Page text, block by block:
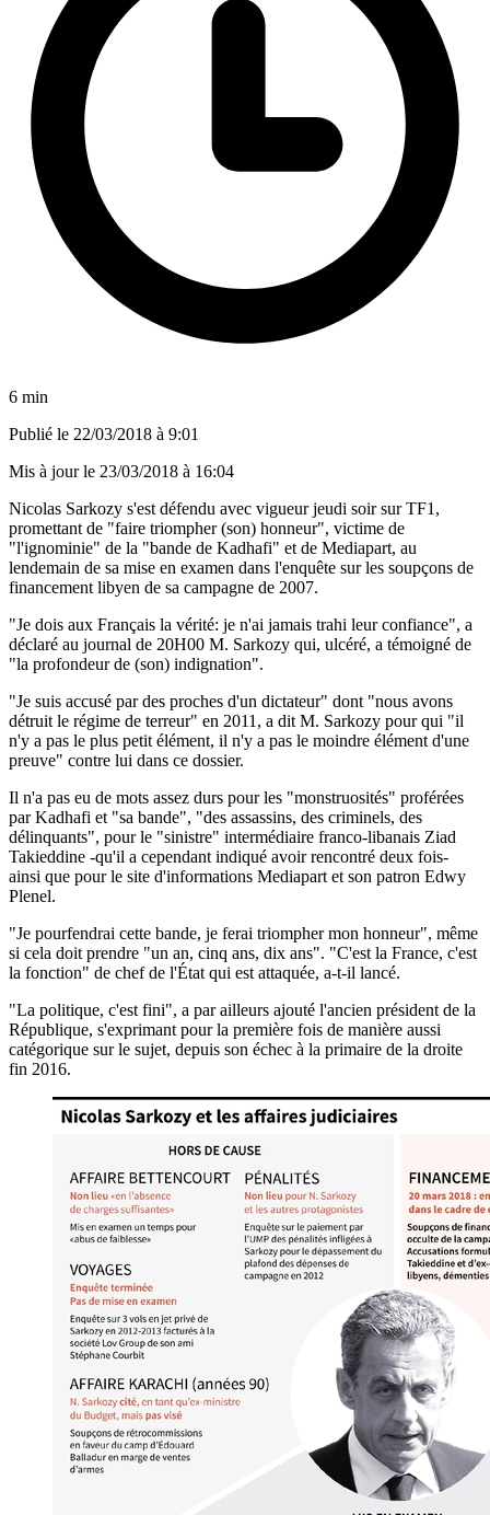
6 min
Publié le 22/03/2018 à 9:01
Mis à jour le 23/03/2018 à 16:04
Nicolas Sarkozy s'est défendu avec vigueur jeudi soir sur TF1,
promettant de "faire triompher (son) honneur", victime de
"l'ignominie" de la "bande de Kadhafi" et de Mediapart, au
lendemain de sa mise en examen dans l'enquête sur les soupçons de
financement libyen de sa campagne de 2007.
"Je dois aux Français la vérité: je n'ai jamais trahi leur confiance", a
déclaré au journal de 20H00 M. Sarkozy qui, ulcéré, a témoigné de
"la profondeur de (son) indignation".
"Je suis accusé par des proches d'un dictateur" dont "nous avons
détruit le régime de terreur" en 2011, a dit M. Sarkozy pour qui "il
n'y a pas le plus petit élément, il n'y a pas le moindre élément d'une
preuve" contre lui dans ce dossier.
Il n'a pas eu de mots assez durs pour les "monstruosités" proférées
par Kadhafi et "sa bande", "des assassins, des criminels, des
délinquants", pour le "sinistre" intermédiaire franco-libanais Ziad
Takieddine -qu'il a cependant indiqué avoir rencontré deux fois-
ainsi que pour le site d'informations Mediapart et son patron Edwy
Plenel.
"Je pourfendrai cette bande, je ferai triompher mon honneur", même
si cela doit prendre "un an, cinq ans, dix ans". "C'est la France, c'est
la fonction" de chef de l'État qui est attaquée, a-t-il lancé.
"La politique, c'est fini", a par ailleurs ajouté l'ancien président de la
République, s'exprimant pour la première fois de manière aussi
catégorique sur le sujet, depuis son échec à la primaire de la droite
fin 2016.